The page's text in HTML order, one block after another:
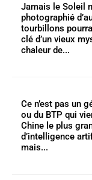
Jamais le Soleil
photographié
tourbillons
clé d’un vieux
chaleur de...
Ce n’est pas un
ou du BTP qui
Chine le plus
d’intelligence
mais...